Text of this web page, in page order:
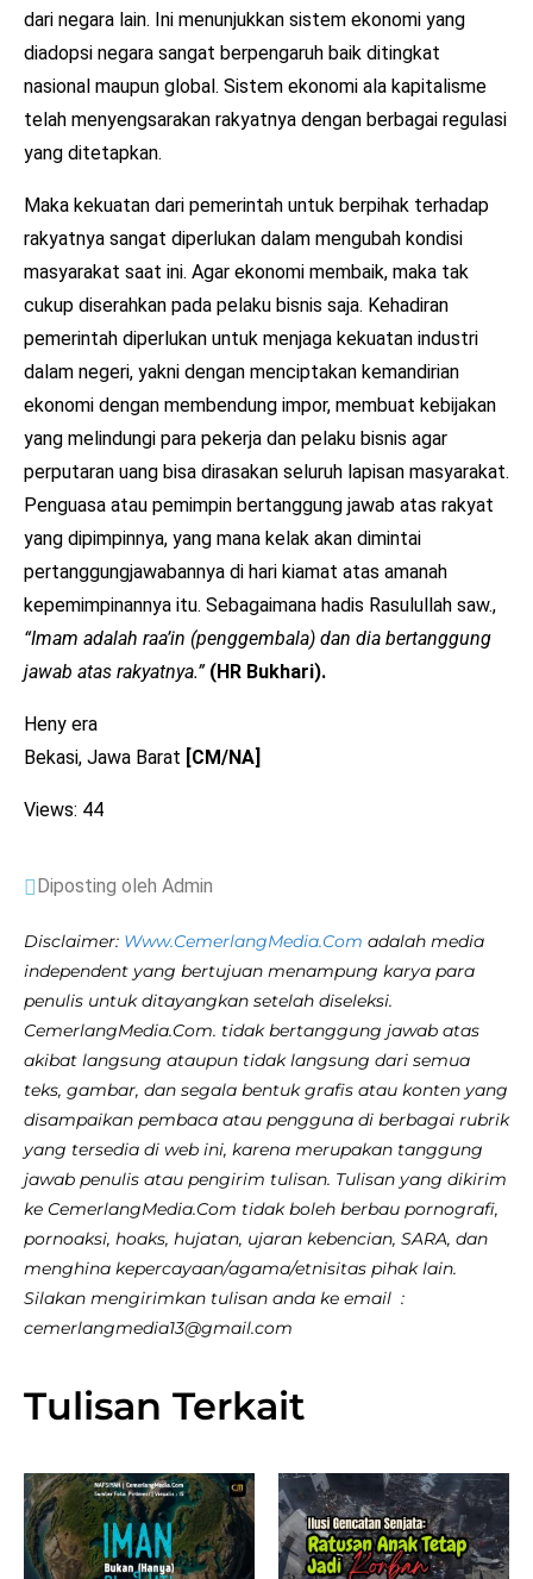
dari negara lain. Ini menunjukkan sistem ekonomi yang
diadopsi negara sangat berpengaruh baik ditingkat
nasional maupun global. Sistem ekonomi ala kapitalisme
telah menyengsarakan rakyatnya dengan berbagai regulasi
yang ditetapkan.
Maka kekuatan dari pemerintah untuk berpihak terhadap
rakyatnya sangat diperlukan dalam mengubah kondisi
masyarakat saat ini. Agar ekonomi membaik, maka tak
cukup diserahkan pada pelaku bisnis saja. Kehadiran
pemerintah diperlukan untuk menjaga kekuatan industri
dalam negeri, yakni dengan menciptakan kemandirian
ekonomi dengan membendung impor, membuat kebijakan
yang melindungi para pekerja dan pelaku bisnis agar
perputaran uang bisa dirasakan seluruh lapisan masyarakat.
Penguasa atau pemimpin bertanggung jawab atas rakyat
yang dipimpinnya, yang mana kelak akan dimintai
pertanggungjawabannya di hari kiamat atas amanah
kepemimpinannya itu. Sebagaimana hadis Rasulullah saw.,
“Imam adalah raa’in (penggembala) dan dia bertanggung
jawab atas rakyatnya.” (HR Bukhari).
Heny era
Bekasi, Jawa Barat [CM/NA]
Views: 44
Diposting oleh Admin
Disclaimer: Www.CemerlangMedia.Com adalah media
independent yang bertujuan menampung karya para
penulis untuk ditayangkan setelah diseleksi.
CemerlangMedia.Com. tidak bertanggung jawab atas
akibat langsung ataupun tidak langsung dari semua
teks, gambar, dan segala bentuk grafis atau konten yang
disampaikan pembaca atau pengguna di berbagai rubrik
yang tersedia di web ini, karena merupakan tanggung
jawab penulis atau pengirim tulisan. Tulisan yang dikirim
ke CemerlangMedia.Com tidak boleh berbau pornografi,
pornoaksi, hoaks, hujatan, ujaran kebencian, SARA, dan
menghina kepercayaan/agama/etnisitas pihak lain.
Silakan mengirimkan tulisan anda ke email :
cemerlangmedia13@gmail.com
Tulisan Terkait